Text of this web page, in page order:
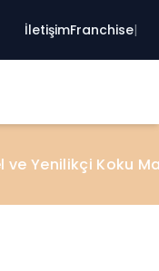
Ferahlık
İletişimFranchise|
Koku Markası